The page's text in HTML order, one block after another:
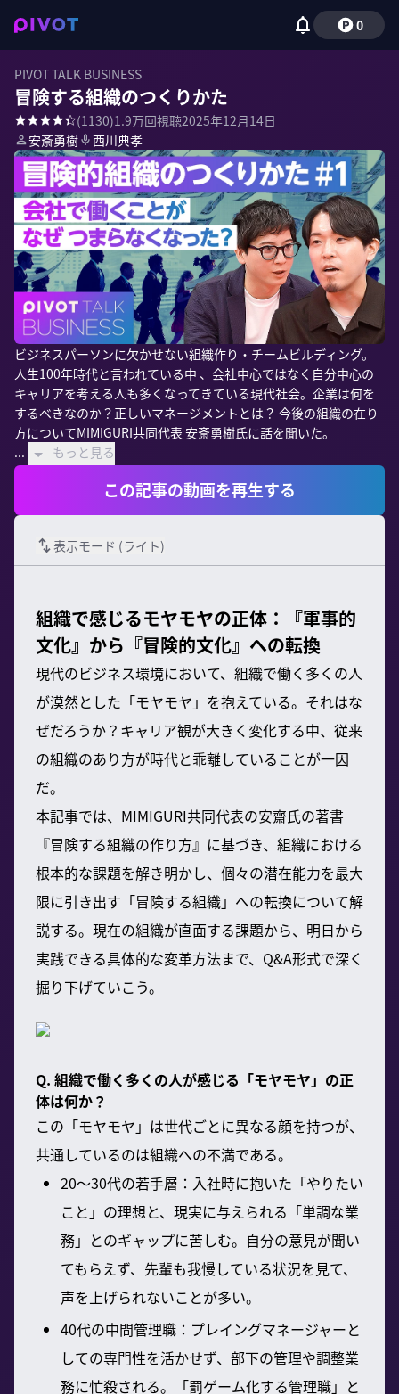
0
PIVOT TALK BUSINESS
冒険する組織のつくりかた
(1130)1.9万回視聴2025年12月14日
安斎勇樹
西川典孝
ビジネスパーソンに欠かせない組織作り・チームビルディング。
人生100年時代と言われている中 、会社中心ではなく自分中心の
キャリアを考える人も多くなってきている現代社会。企業は何を
するべきなのか？正しいマネージメントとは？ 今後の組織の在り
方についてMIMIGURI共同代表 安斎勇樹氏に話を聞いた。
...
もっと見る
この記事の動画を再生する
表示モード (ライト)
組織で感じるモヤモヤの正体：『軍事的
文化』から『冒険的文化』への転換
現代のビジネス環境において、組織で働く多くの人
が漠然とした「モヤモヤ」を抱えている。それはな
ぜだろうか？キャリア観が大きく変化する中、従来
の組織のあり方が時代と乖離していることが一因
だ。
本記事では、MIMIGURI共同代表の安齋氏の著書
『冒険する組織の作り方』に基づき、組織における
根本的な課題を解き明かし、個々の潜在能力を最大
限に引き出す「冒険する組織」への転換について解
説する。現在の組織が直面する課題から、明日から
実践できる具体的な変革方法まで、Q&A形式で深く
掘り下げていこう。
Q. 組織で働く多くの人が感じる「モヤモヤ」の正
体は何か？
この「モヤモヤ」は世代ごとに異なる顔を持つが、
共通しているのは組織への不満である。
20〜30代の若手層：入社時に抱いた「やりたい
こと」の理想と、現実に与えられる「単調な業
務」とのギャップに苦しむ。自分の意見が聞い
てもらえず、先輩も我慢している状況を見て、
声を上げられないことが多い。
40代の中間管理職：プレイングマネージャーと
しての専門性を活かせず、部下の管理や調整業
務に忙殺される。「罰ゲーム化する管理職」と